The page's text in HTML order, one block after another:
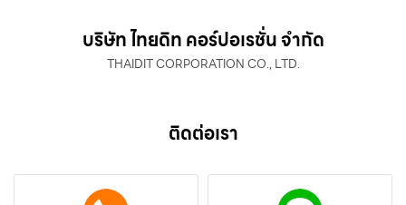
บริษัท ไทยดิท คอร์ปอเรชั่น จำกัด
THAIDIT CORPORATION CO., LTD.
ติดต่อเรา